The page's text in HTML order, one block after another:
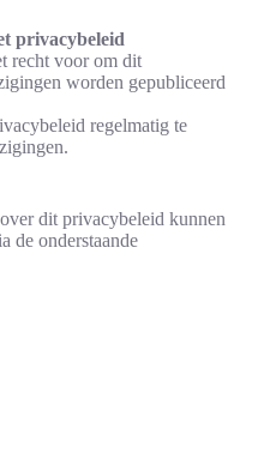
privacybeleid
recht voor om dit
worden gepubliceerd
regelmatig te
dit privacybeleid kunnen
de onderstaande